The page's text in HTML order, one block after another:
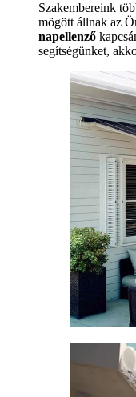
Szakembereink
mögött állnak az
napellenző
segítségünket,